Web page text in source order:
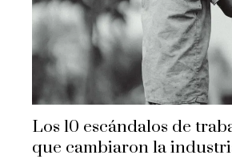
Los 10 escándalos de
que cambiaron la